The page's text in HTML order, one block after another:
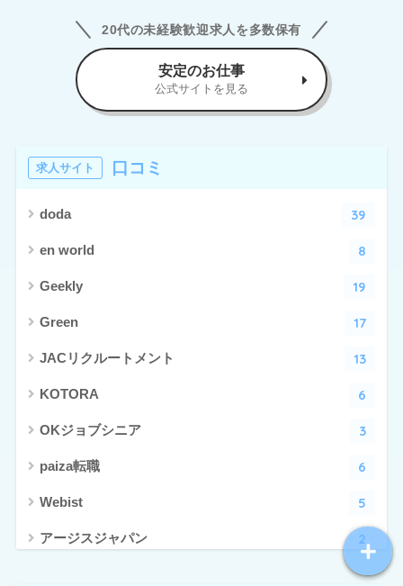
20代の未経験歓迎求人を多数保有
安定のお仕事
公式サイトを見る
求人サイト 口コミ
doda 39
en world 8
Geekly 19
Green 17
JACリクルートメント 13
KOTORA 6
OKジョブシニア 3
paiza転職 6
Webist 5
アージスジャパン 2
4